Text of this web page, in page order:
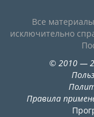
Все
исключительно
© 2010—
Правила